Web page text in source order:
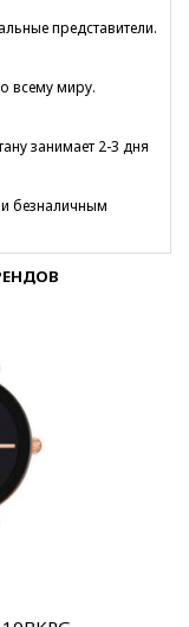
представители.
всему миру.
занимает 2-3 дня
безналичным